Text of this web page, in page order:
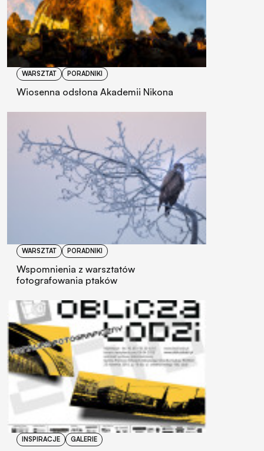
WARSZTAT PORADNIKI
Wiosenna odsłona Akademii Nikona
WARSZTAT PORADNIKI
Wspomnienia z warsztatów
fotografowania ptaków
INSPIRACJE GALERIE